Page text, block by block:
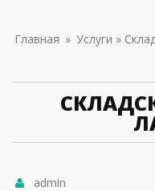
ВЫ ЗДЕСЬ
Главная » Услуги »
admin